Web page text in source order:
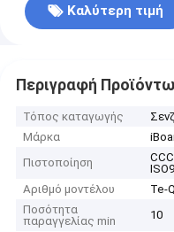
Καλύτερη τιμή
Περιγραφή
Τόπος καταγωγής
Μάρκα
Πιστοποίηση
Αριθμό μοντέλου
Te-
Ποσότητα
παραγγελίας min
10